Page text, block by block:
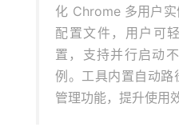
化 Chrome 多用户
配置文件，用户可
置，支持并行启动
例。工具内置自动路
管理功能，提升使用